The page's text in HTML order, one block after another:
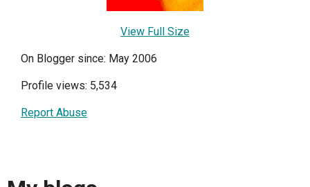
View Full Size
On Blogger since: May 2006
Profile views: 5,534
Report Abuse